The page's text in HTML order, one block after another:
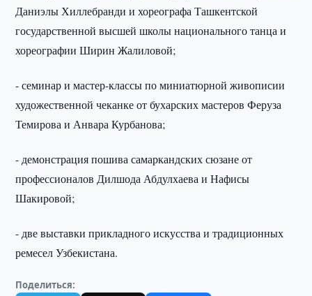
Даниэлы Хиллебранди и хореографа Ташкентской
государственной высшей школы национального танца и
хореографии Ширин Жалиловой;
- семинар и мастер-классы по миниатюрной живописии
художественной чеканке от бухарских мастеров Феруза
Темирова и Анвара Курбанова;
- демонстрация пошива самаркандских сюзане от
профессионалов Дилшода Абдулхаева и Нафисы
Шакировой;
- две выставки прикладного искусства и традиционных
ремесел Узбекистана.
Поделиться: